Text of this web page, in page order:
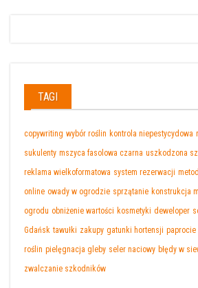
TAGI
copywriting wybór roślin kontrola niepestycydowa
sukulenty mszyca fasolowa czarna uszkodzona
reklama wielkoformatowa system rezerwacji
online owady w ogrodzie sprzątanie konstrukcja
ogrodu obniżenie wartości kosmetyki deweloper
Gdańsk tawułki zakupy gatunki hortensji paprocie
roślin pielęgnacja gleby seler naciowy błędy w
zwalczanie szkodników